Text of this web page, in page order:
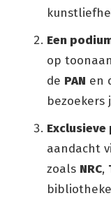
Een
op
de PAN en
bezoekers
aandacht
zoals NRC,